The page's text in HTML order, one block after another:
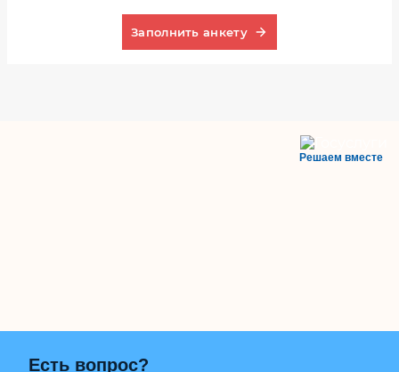
Заполнить анкету
Решаем вместе
Есть вопрос?